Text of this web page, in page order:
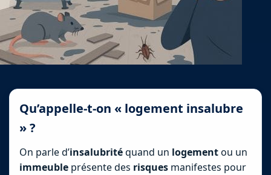
Qu’appelle-t-on « logement insalubre
» ?
On parle d’insalubritéquand un logementou un
immeuble présente des risques manifestes pour